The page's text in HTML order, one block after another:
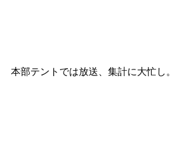
本部テントでは放送、集計に大忙し。